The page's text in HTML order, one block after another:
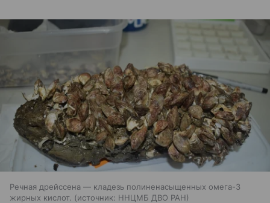
Речная дрейссена — кладезь полиненасыщенных омега-3
жирных кислот.
источник: ННЦМБ ДВО РАН